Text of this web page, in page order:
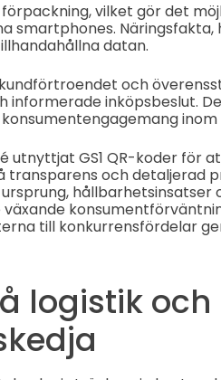
vilket gör det
smartphones.
datan.
och
informerade inköpsbeslut.
inom
utnyttjat GS1 QR-koder för
och detaljerad
hållbarhetsinsatser
till konkurrensfördelar
logistik och